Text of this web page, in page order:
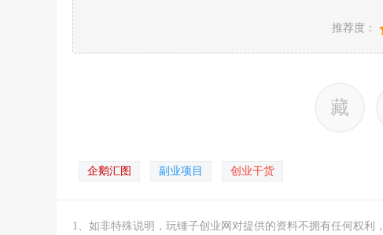
推荐度：
藏
企鹅汇图 副业项目 创业干货
1、如非特殊说明，玩锤子创业网对提供的资料不拥有任何权利